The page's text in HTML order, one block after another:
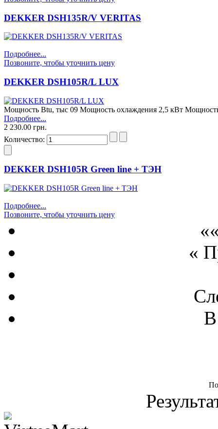
DEKKER DSH135R/V VERITAS
Подробнее...
Позвоните, чтобы уточнить цену
DEKKER DSH105R/L LUX
Мощность Btu, тыс 09 Мощность охлаждения 2,5 кВт
Подробнее...
2 230.00 грн.
Количество:
DEKKER DSH105R Green line + ТЭН
Подробнее...
Позвоните, чтобы уточнить цену
«